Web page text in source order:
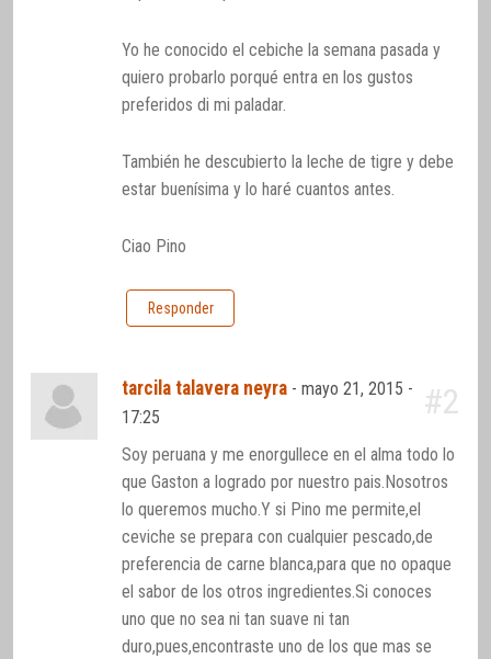
Yo he conocido el cebiche la semana pasada y
quiero probarlo porqué entra en los gustos
preferidos di mi paladar.
También he descubierto la leche de tigre y debe
estar buenísima y lo haré cuantos antes.
Ciao Pino
Responder
tarcila talavera neyra -mayo 21, 2015 -
17:25
#2
Soy peruana y me enorgullece en el alma todo lo
que Gaston a logrado por nuestro pais.Nosotros
lo queremos mucho.Y si Pino me permite,el
ceviche se prepara con cualquier pescado,de
preferencia de carne blanca,para que no opaque
el sabor de los otros ingredientes.Si conoces
uno que no sea ni tan suave ni tan
duro,pues,encontraste uno de los que mas se